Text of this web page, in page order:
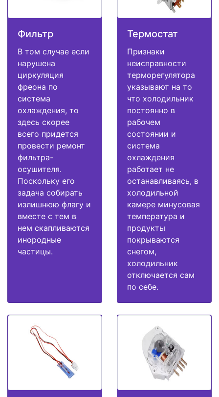
Фильтр
В том случае если
нарушена
циркуляция
фреона по
система
охлаждения, то
здесь скорее
всего придется
провести ремонт
фильтра-
осушителя.
Поскольку его
задача собирать
излишнюю флагу и
вместе с тем в
нем скапливаются
инородные
частицы.
Термостат
Признаки
неисправности
терморегулятора
указывают на то
что холодильник
постоянно в
рабочем
состоянии и
система
охлаждения
работает не
останавливаясь, в
холодильной
камере минусовая
температура и
продукты
покрываются
снегом,
холодильник
отключается сам
по себе.